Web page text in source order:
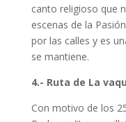
canto religioso que
escenas de la
por las calles y es
se mantiene.
4.- Ruta de La
Con motivo de los